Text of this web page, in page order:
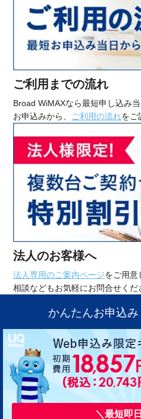
ご利用までの流れ
Broad WiMAXなら最短申し込み当
お申込みから、 ご利用の流れをご
法人のお客様へ
法人専用のご案内ページをご用意
相談などもお気軽にお問合せくだ
かんたんお申込